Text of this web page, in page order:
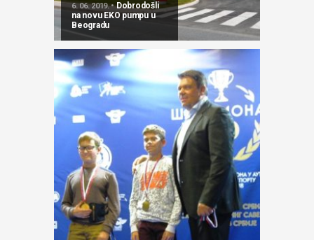
6. 06. 2019. •Dobrodošli
na novu EKO pumpu u
Beogradu